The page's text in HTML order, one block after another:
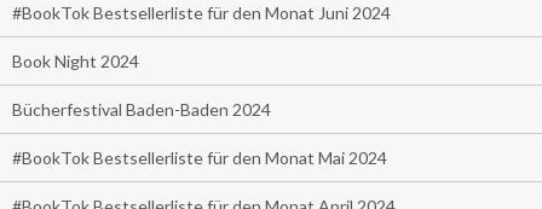
#BookTok Bestsellerliste für den Monat Juni 2024
Book Night 2024
Bücherfestival Baden-Baden 2024
#BookTok Bestsellerliste für den Monat Mai 2024